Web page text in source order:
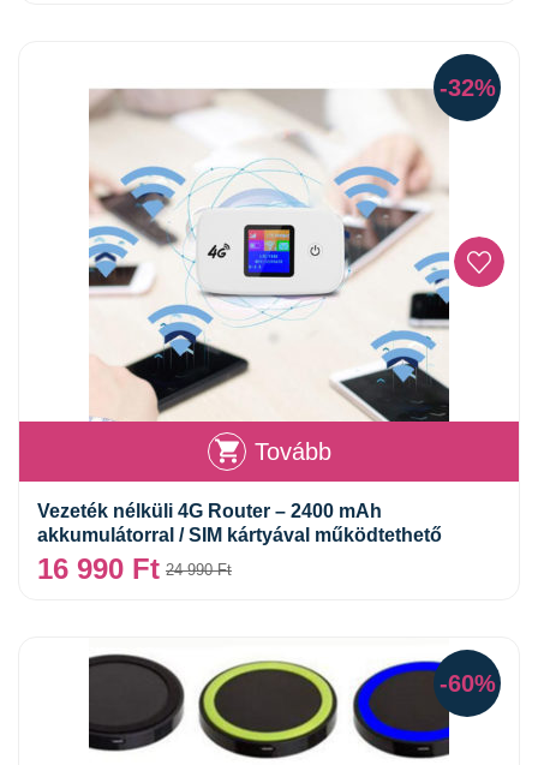
-32%
Tovább
Vezeték nélküli 4G Router – 2400 mAh
akkumulátorral / SIM kártyával működtethető
24 990Ft
16 990 Ft
-60%